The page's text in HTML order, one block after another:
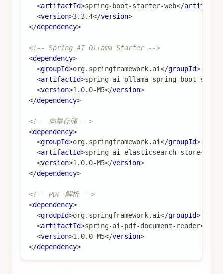
<artifactId>spring-boot-starter-web</
<version>3.3.4</version>
</dependency>
<!-- Spring AI Ollama Starter -->
<dependency>
<groupId>org.springframework.ai</groupId>
<artifactId>spring-ai-ollama-spring-boot-
<version>1.0.0-M5</version>
</dependency>
<!-- 向量存储 -->
<dependency>
<groupId>org.springframework.ai</groupId>
<artifactId>spring-ai-elasticsearch-store</
<version>1.0.0-M5</version>
</dependency>
<!-- PDF 解析 -->
<dependency>
<groupId>org.springframework.ai</groupId>
<artifactId>spring-ai-pdf-document-reader</
<version>1.0.0-M5</version>
</dependency>